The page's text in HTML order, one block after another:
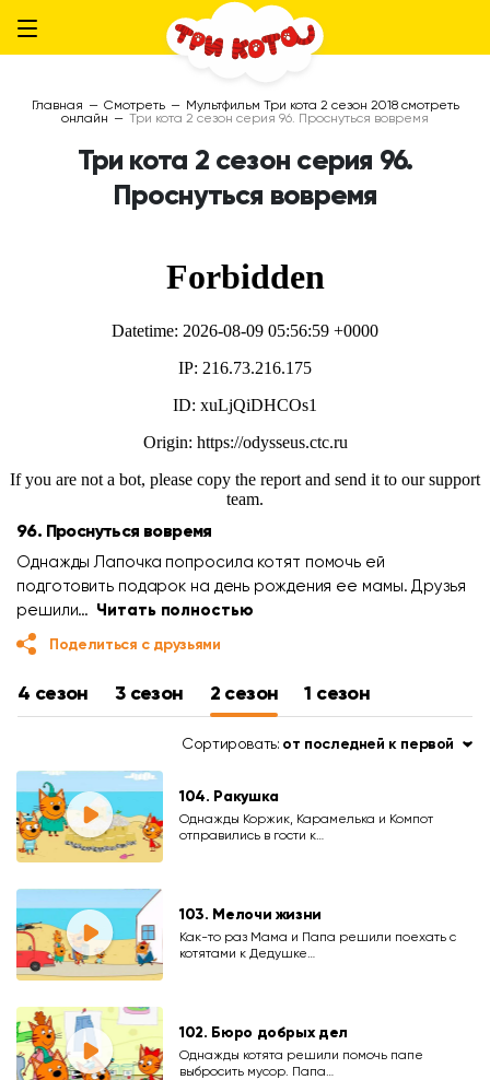
Главная — Смотреть — Мультфильм Три кота 2 сезон 2018 смотреть
онлайн — Три кота 2 сезон серия 96. Проснуться вовремя
Три кота 2 сезон серия 96.
Проснуться вовремя
96. Проснуться вовремя
Однажды Лапочка попросила котят помочь ей
подготовить подарок на день рождения ее мамы. Друзья
решили… Читать полностью
Поделиться с друзьями
4 сезон 3 сезон 2 сезон 1 сезон
Сортировать: от последней к первой
104. Ракушка
Однажды Коржик, Карамелька и Компот
отправились в гости к…
103. Мелочи жизни
Как-то раз Мама и Папа решили поехать с
котятами к Дедушке…
102. Бюро добрых дел
Однажды котята решили помочь папе
выбросить мусор. Папа…